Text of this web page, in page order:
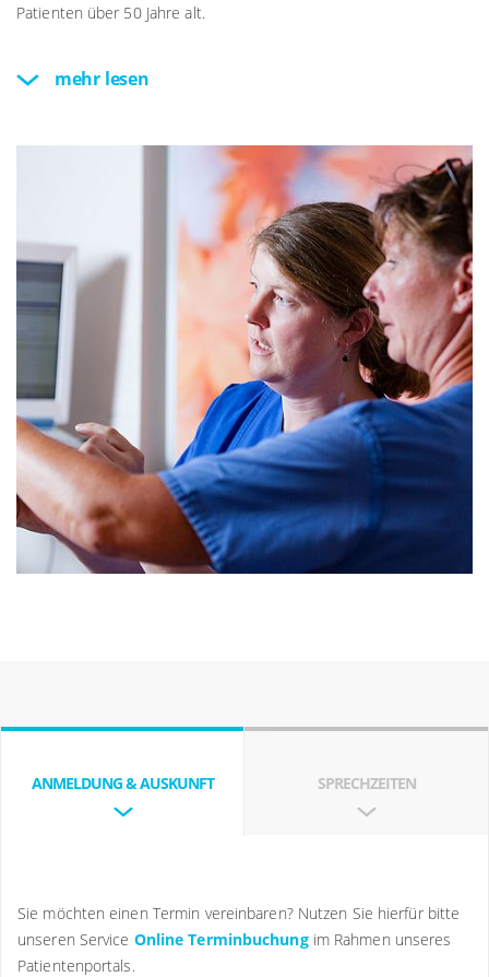
Patienten über 50 Jahre alt.
mehr lesen
ANMELDUNG & AUSKUNFT SPRECHZEITEN
Sie möchten einen Termin vereinbaren? Nutzen Sie hierfür bitte
unseren Service Online Terminbuchungim Rahmen unseres
Patientenportals.